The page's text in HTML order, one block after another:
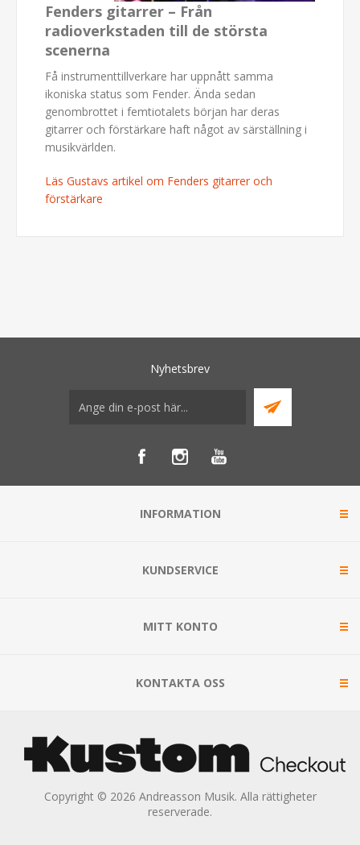
Fenders gitarrer – Från
radioverkstaden till de största
scenerna
Få instrumenttillverkare har uppnått samma
ikoniska status som Fender. Ända sedan
genombrottet i femtiotalets början har deras
gitarrer och förstärkare haft något av särställning i
musikvärlden.
Läs Gustavs artikel om Fenders gitarrer och
förstärkare
Nyhetsbrev
INFORMATION
KUNDSERVICE
MITT KONTO
KONTAKTA OSS
Copyright © 2026 Andreasson Musik. Alla rättigheter
reserverade.